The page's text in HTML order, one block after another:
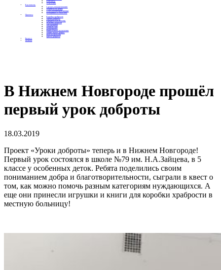
Контакты
Отделения
Как помочь
Сделать пожертвование
Подписка на добро
Стать волонтером фонда
Вечеринки со смыслом
Проекты
Коробка храбрости
Уроки Доброты
Юридическая помощь
Мамины радости
Автодобряки
Добрый торт
Добропробег
Няни особого назначения
Акция «Букет добра»
Фактор времени
Цветы доброты
Бизнесу
Отчеты
В Нижнем Новгороде прошёл
первый урок доброты
18.03.2019
Проект «Уроки доброты» теперь и в Нижнем Новгороде!
Первый урок состоялся в школе №79 им. Н.А.Зайцева, в 5
классе у особенных деток. Ребята поделились своим
пониманием добра и благотворительности, сыграли в квест о
том, как можно помочь разным категориям нуждающихся. А
еще они принесли игрушки и книги для коробки храбрости в
местную больницу!